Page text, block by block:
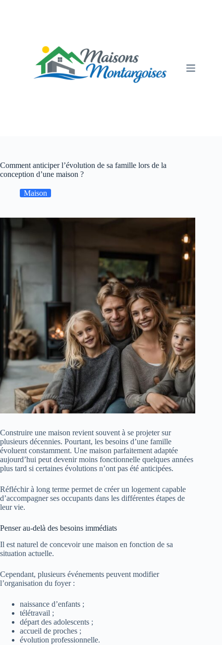
Comment anticiper l’évolution de sa famille lors de la
conception d’une maison ?
Maison
Construire une maison revient souvent à se projeter sur
plusieurs décennies. Pourtant, les besoins d’une famille
évoluent constamment. Une maison parfaitement adaptée
aujourd’hui peut devenir moins fonctionnelle quelques années
plus tard si certaines évolutions n’ont pas été anticipées.
Réfléchir à long terme permet de créer un logement capable
d’accompagner ses occupants dans les différentes étapes de
leur vie.
Penser au-delà des besoins immédiats
Il est naturel de concevoir une maison en fonction de sa
situation actuelle.
Cependant, plusieurs événements peuvent modifier
l’organisation du foyer :
naissance d’enfants ;
télétravail ;
départ des adolescents ;
accueil de proches ;
évolution professionnelle.